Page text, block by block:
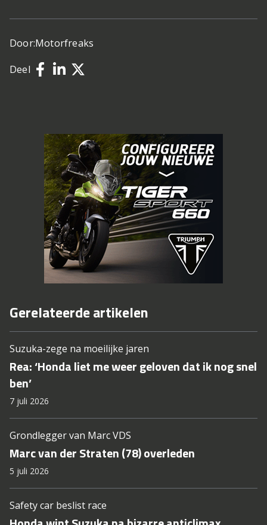
Door:Motorfreaks
Deel
Gerelateerde artikelen
Suzuka-zege na moeilijke jaren
Rea: ‘Honda liet me weer geloven dat ik nog snel
ben’
7 juli 2026
Grondlegger van Marc VDS
Marc van der Straten (78) overleden
5 juli 2026
Safety car beslist race